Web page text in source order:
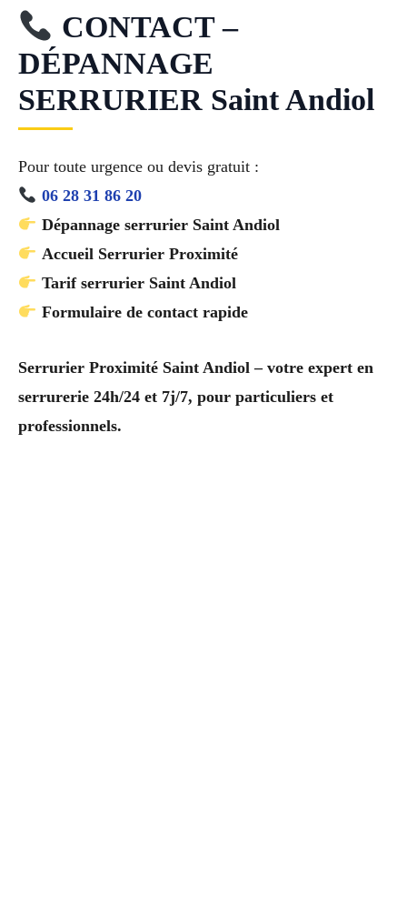
CONTACT –
DÉPANNAGE
SERRURIER Saint Andiol
Pour toute urgence ou devis gratuit :
06 28 31 86 20
Dépannage serrurier Saint Andiol
Accueil Serrurier Proximité
Tarif serrurier Saint Andiol
Formulaire de contact rapide
Serrurier Proximité Saint Andiol – votre expert en
serrurerie 24h/24 et 7j/7, pour particuliers et
professionnels.